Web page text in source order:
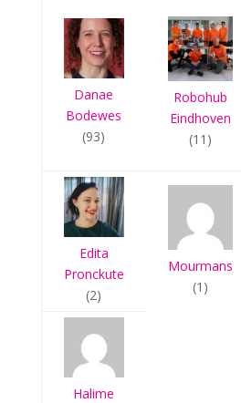
Danae
Bodewes
(93)
Robohub
Eindhoven
(11)
Edita
Pronckute
(2)
Mourmans
(1)
Halime